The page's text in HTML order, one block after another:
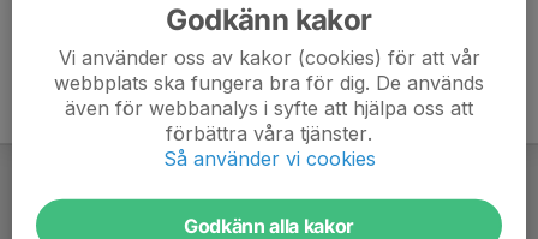
Godkänn kakor
Vi använder oss av kakor (cookies) för att vår
webbplats ska fungera bra för dig. De används
även för webbanalys i syfte att hjälpa oss att
förbättra våra tjänster.
Så använder vi cookies
Godkänn alla kakor